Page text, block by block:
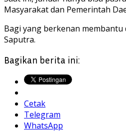
Masyarakat dan Pemerintah
Bagi yang berkenan membantu
Saputra.
Bagikan berita ini:
Cetak
Telegram
WhatsApp